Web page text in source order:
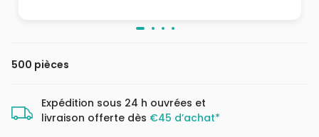
500 pièces
Expédition sous 24 h ouvrées et
livraison offerte dès €45 d’achat*